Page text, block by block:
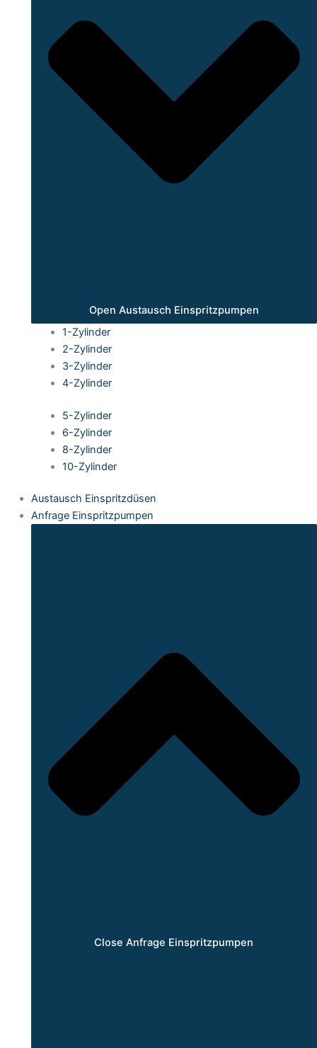
Open Austausch Einspritzpumpen
1-Zylinder
2-Zylinder
3-Zylinder
4-Zylinder
5-Zylinder
6-Zylinder
8-Zylinder
10-Zylinder
Austausch Einspritzdüsen
Anfrage Einspritzpumpen
Close Anfrage Einspritzpumpen